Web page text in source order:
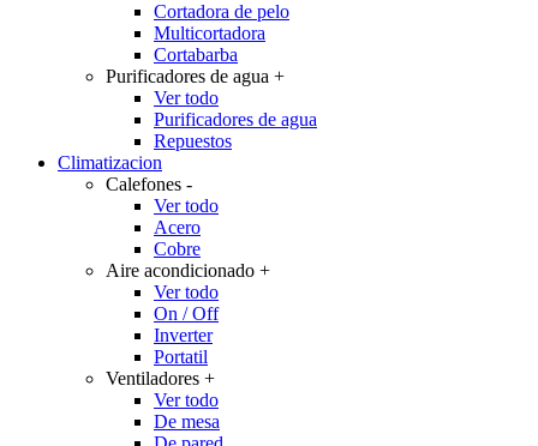
Cortadora de pelo
Multicortadora
Cortabarba
Purificadores de agua +
Ver todo
Purificadores de agua
Repuestos
Climatizacion
Calefones -
Ver todo
Acero
Cobre
Aire acondicionado +
Ver todo
On / Off
Inverter
Portatil
Ventiladores +
Ver todo
De mesa